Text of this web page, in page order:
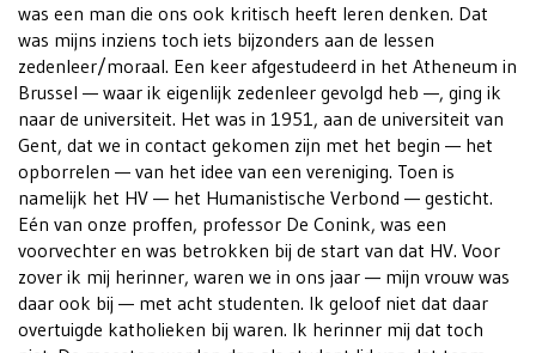
was een man die ons ook kritisch heeft leren denken. Dat
was mijns inziens toch iets bijzonders aan de lessen
zedenleer/moraal. Een keer afgestudeerd in het Atheneum in
Brussel — waar ik eigenlijk zedenleer gevolgd heb —, ging ik
naar de universiteit. Het was in 1951, aan de universiteit van
Gent, dat we in contact gekomen zijn met het begin — het
opborrelen — van het idee van een vereniging. Toen is
namelijk het HV — het Humanistische Verbond — gesticht.
Eén van onze proffen, professor De Conink, was een
voorvechter en was betrokken bij de start van dat HV. Voor
zover ik mij herinner, waren we in ons jaar — mijn vrouw was
daar ook bij — met acht studenten. Ik geloof niet dat daar
overtuigde katholieken bij waren. Ik herinner mij dat toch